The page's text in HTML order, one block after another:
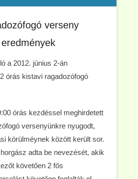
verseny
eredmények
a 2012. június 2-án
órás kistavi ragadozófogó
órás kezdéssel meghirdetett
versenyünkre nyugodt,
körülméynek között került sor.
adta be nevezését, akik
követően 2 fős